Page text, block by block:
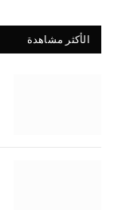
الأكثر مشاهدة